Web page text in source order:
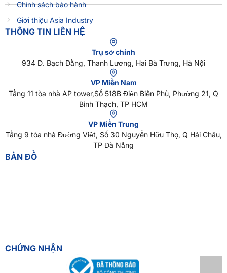
Chính sách bảo hành
Giới thiệu Asia Industry
THÔNG TIN LIÊN HỆ
Trụ sở chính
934 Đ. Bạch Đằng, Thanh Lương, Hai Bà Trưng, Hà Nội
VP Miền Nam
Tầng 11 tòa nhà AP tower,Số 518B Điện Biên Phủ, Phường 21, Q
Bình Thạch, TP HCM
VP Miền Trung
Tầng 9 tòa nhà Đường Việt, Số 30 Nguyễn Hữu Thọ, Q Hải Châu,
TP Đà Nẵng
BẢN ĐỒ
CHỨNG NHẬN